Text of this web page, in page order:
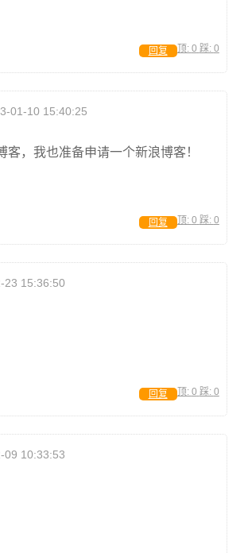
顶: 0 踩: 0
回复
01-10 15:40:25
客，我也准备申请一个新浪博客！
顶: 0 踩: 0
回复
23 15:36:50
顶: 0 踩: 0
回复
09 10:33:53